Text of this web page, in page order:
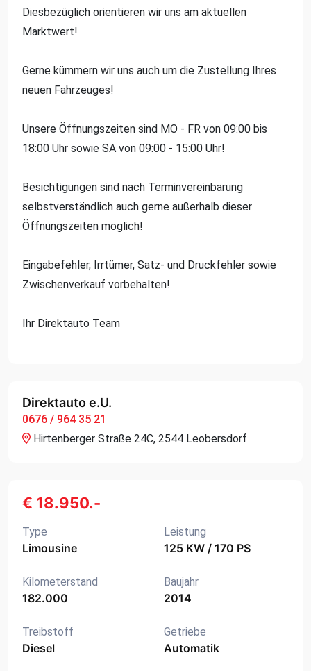
Diesbezüglich orientieren wir uns am aktuellen
Marktwert!
Gerne kümmern wir uns auch um die Zustellung Ihres
neuen Fahrzeuges!
Unsere Öffnungszeiten sind MO - FR von 09:00 bis
18:00 Uhr sowie SA von 09:00 - 15:00 Uhr!
Besichtigungen sind nach Terminvereinbarung
selbstverständlich auch gerne außerhalb dieser
Öffnungszeiten möglich!
Eingabefehler, Irrtümer, Satz- und Druckfehler sowie
Zwischenverkauf vorbehalten!
Ihr Direktauto Team
Direktauto e.U.
0676 / 964 35 21
Hirtenberger Straße 24C, 2544 Leobersdorf
€ 18.950.-
Type
Limousine
Leistung
125 KW / 170 PS
Kilometerstand
182.000
Baujahr
2014
Treibstoff
Diesel
Getriebe
Automatik